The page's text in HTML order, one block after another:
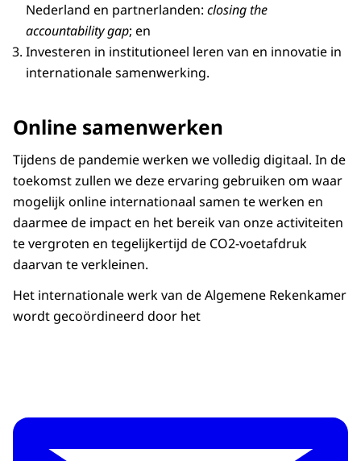
Nederland en partnerlanden: closing the
accountability gap; en
Investeren in institutioneel leren van en innovatie in
internationale samenwerking.
Online samenwerken
Tijdens de pandemie werken we volledig digitaal. In de
toekomst zullen we deze ervaring gebruiken om waar
mogelijk online internationaal samen te werken en
daarmee de impact en het bereik van onze activiteiten
te vergroten en tegelijkertijd de CO2-voetafdruk
daarvan te verkleinen.
Het internationale werk van de Algemene Rekenkamer
wordt gecoördineerd door het